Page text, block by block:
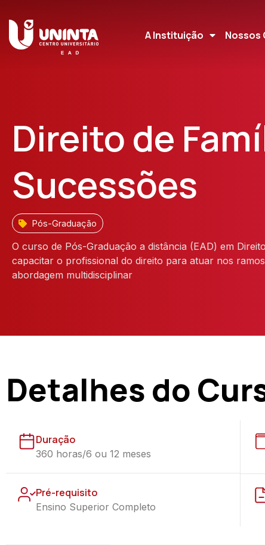
A Instituição Nossos
Direito de
Sucessões
Pós-Graduação
O curso de Pós-Graduação a distância (EAD) em
capacitar o profissional do direito para atuar nos
abordagem multidisciplinar
Detalhes do
Duração
360 horas/6 ou 12 meses
Pré-requisito
Ensino Superior Completo